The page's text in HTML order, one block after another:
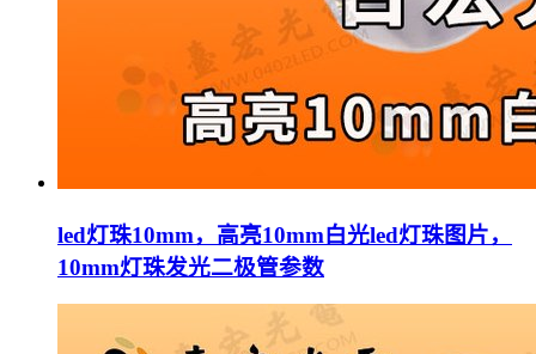
led灯珠10mm，高亮10mm白光led灯珠图片，
10mm灯珠发光二极管参数